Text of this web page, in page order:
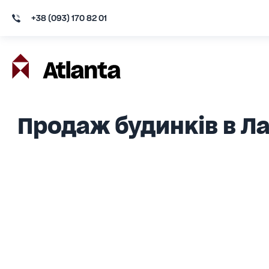
+38 (093) 170 82 01
Продаж будинків в